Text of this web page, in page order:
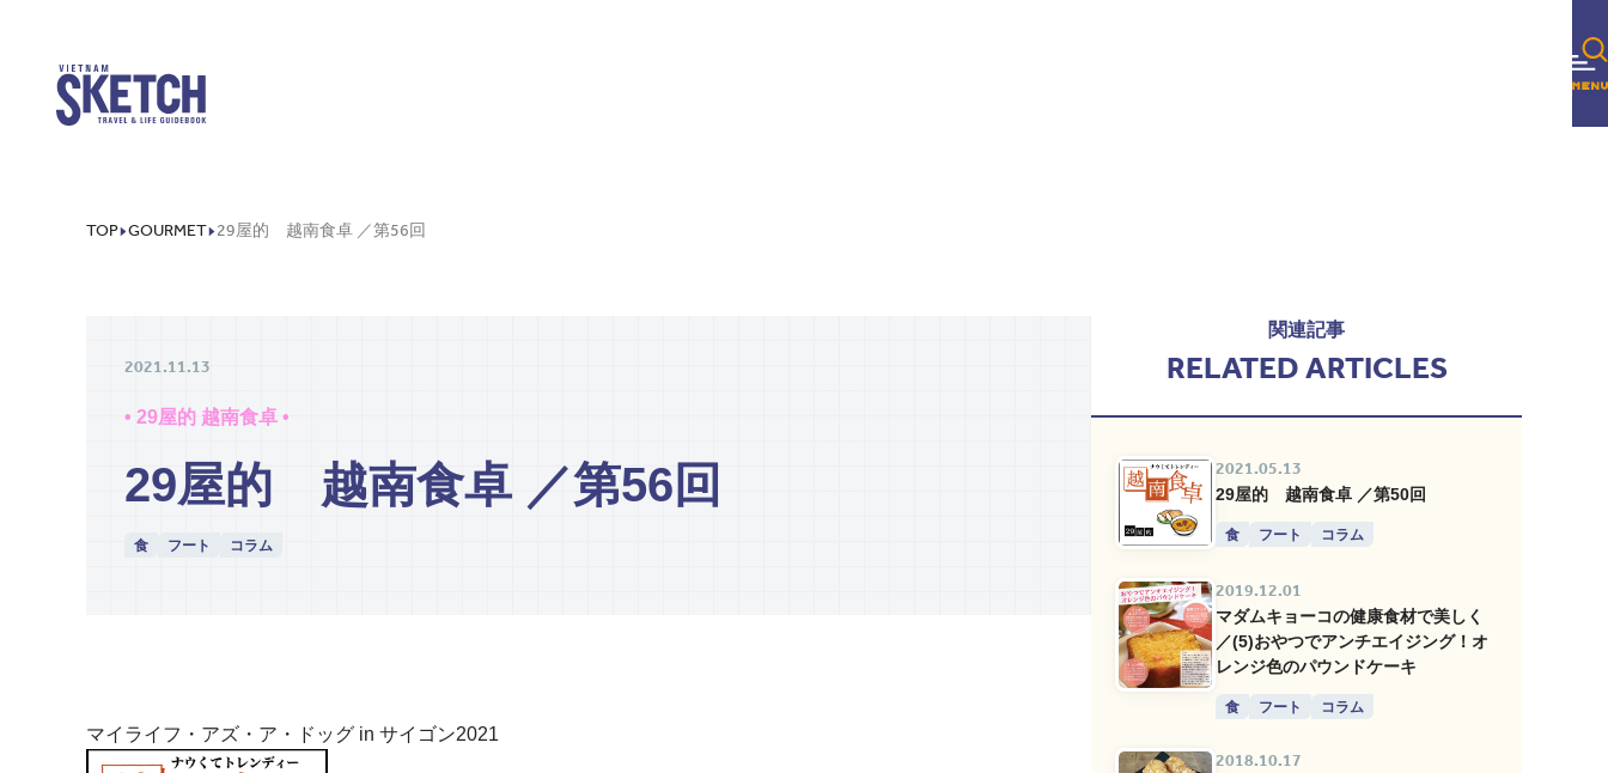
TOP GOURMET 29屋的 越南食卓 ／第56回
2021.11.13
• 29屋的 越南食卓 •
29屋的 越南食卓 ／第56回
食 フート コラム
マイライフ・アズ・ア・ドッグ in サイゴン2021
関連記事
RELATED ARTICLES
2021.05.13
29屋的 越南食卓 ／第50回
食 フート コラム
2019.12.01
マダムキョーコの健康食材で美しく
／(5)おやつでアンチエイジング！オ
レンジ色のパウンドケーキ
食 フート コラム
2018.10.17